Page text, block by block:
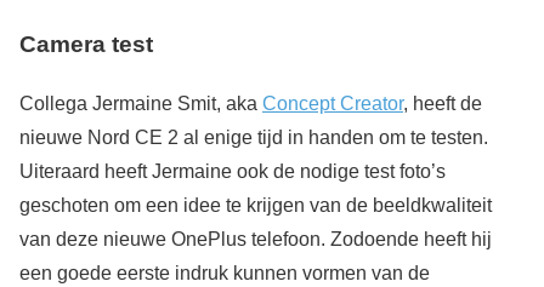
Camera test
Collega Jermaine Smit, aka Concept Creator, heeft de
nieuwe Nord CE 2 al enige tijd in handen om te testen.
Uiteraard heeft Jermaine ook de nodige test foto’s
geschoten om een idee te krijgen van de beeldkwaliteit
van deze nieuwe OnePlus telefoon. Zodoende heeft hij
een goede eerste indruk kunnen vormen van de